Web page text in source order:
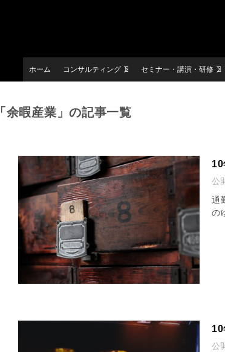
ホーム コンサルティング セミナー・講演・研修
「余暇産業」の記事一覧
公
通
の
公